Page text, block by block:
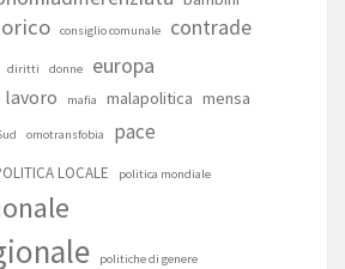
consiglio comunale contrade
diritti donne europa
lavoro mafia malapolitica mensa
omotransfobia pace
LOCALE politica mondiale
politiche di genere